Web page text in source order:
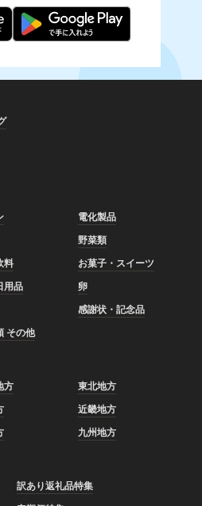
電化製品
野菜類
料
お菓子・スイーツ
用品
卵
感謝状・記念品
その他
方
東北地方
近畿地方
九州地方
訳あり返礼品特集